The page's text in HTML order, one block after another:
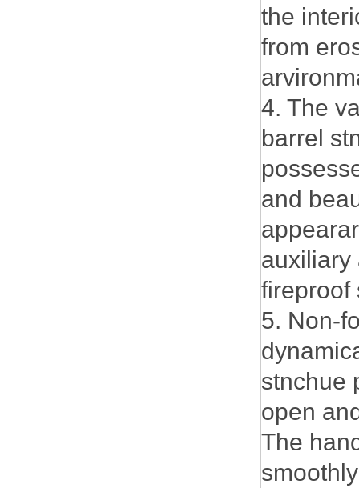
the
from
4. The
barrel
and
auxiliary
fireproof
5. Non-
stnchue
open
The